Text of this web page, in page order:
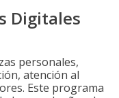
Digitales
personales,
atención al
Este programa